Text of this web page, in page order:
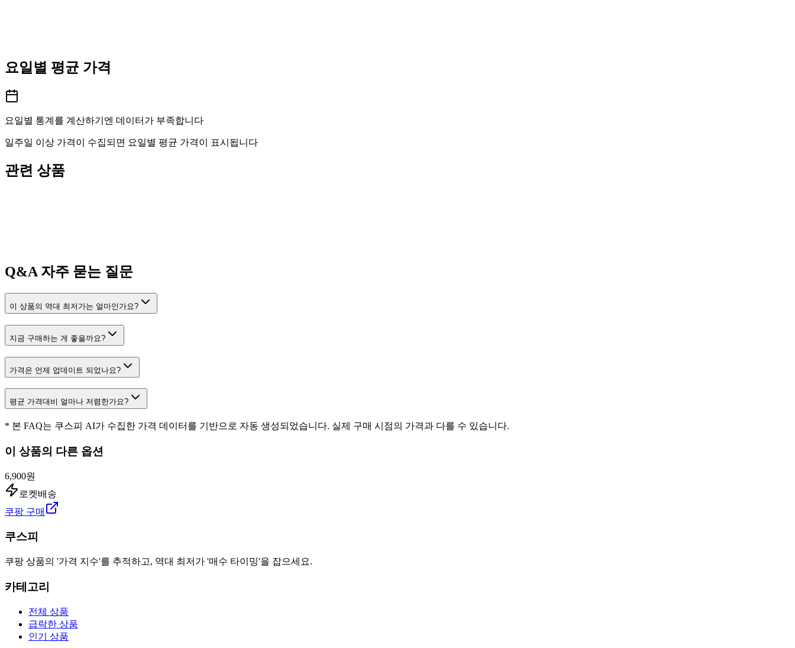
요일별 평균 가격
요일별 통계를 계산하기엔 데이터가 부족합니다
일주일 이상 가격이 수집되면 요일별 평균 가격이 표시됩니다
관련 상품
Q&A자주 묻는 질문
이 상품의 역대 최저가는 얼마인가요?
지금 구매하는 게 좋을까요?
가격은 언제 업데이트 되었나요?
평균 가격대비 얼마나 저렴한가요?
* 본 FAQ는 쿠스피 AI가 수집한 가격 데이터를 기반으로 자동 생성되었습니다. 실제 구매 시점의 가격과 다를 수 있습니다.
이 상품의 다른 옵션
6,900원
로켓배송
쿠팡 구매
쿠스피
쿠팡 상품의 '가격 지수'를 추적하고, 역대 최저가 '매수 타이밍'을 잡으세요.
카테고리
전체 상품
급락한 상품
인기 상품